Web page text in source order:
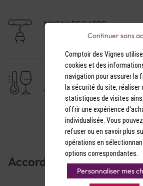
NIVEAU DE GARDE
1 à 3 ans
TEMPÉRATURE DE SERVICE
9-10°C
Accords Mets & Vins
Comptoir des Vignes
cookies et des
navigation pour assurer la
la sécurité du site, réaliser
statistiques de visites
offrir une expérience
individualisée. Vous
refuser ou en savoir plus
opérations en
options correspondantes.
Personnaliser mes
Continuer sans